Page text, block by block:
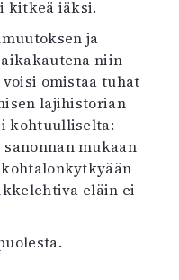
kitkeä iäksi.
ja
niin
omistaa tuhat
lajihistorian
kohtuulliselta:
mukaan
eläin ei